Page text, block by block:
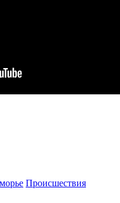
Происшествия